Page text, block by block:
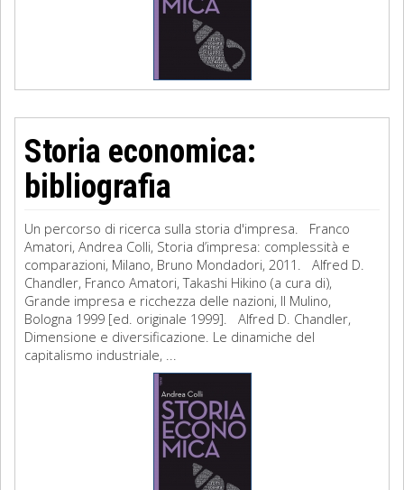
Storia economica:
bibliografia
Un percorso di ricerca sulla storia d'impresa. Franco
Amatori, Andrea Colli, Storia d’impresa: complessità e
comparazioni, Milano, Bruno Mondadori, 2011. Alfred D.
Chandler, Franco Amatori, Takashi Hikino (a cura di),
Grande impresa e ricchezza delle nazioni, Il Mulino,
Bologna 1999 [ed. originale 1999]. Alfred D. Chandler,
Dimensione e diversificazione. Le dinamiche del
capitalismo industriale, ...